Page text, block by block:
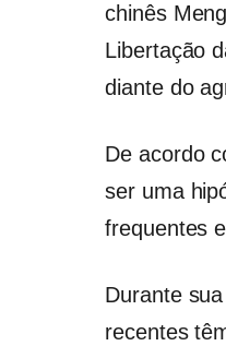
chinês
Libertação
diante do
De acordo
ser uma
frequentes
Durante
recentes